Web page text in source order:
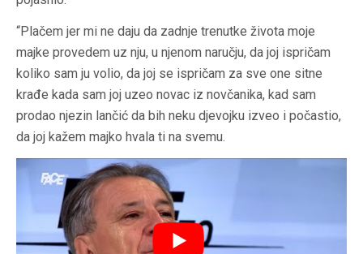
“Plačem jer mi ne daju da zadnje trenutke života moje
majke provedem uz nju, u njenom naručju, da joj ispričam
koliko sam ju volio, da joj se ispričam za sve one sitne
krađe kada sam joj uzeo novac iz novčanika, kad sam
prodao njezin lančić da bih neku djevojku izveo i počastio,
da joj kažem majko hvala ti na svemu.